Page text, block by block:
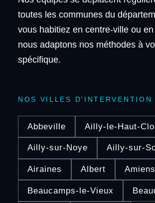
toutes les communes du
vous habitiez en centre-ville ou
nous adaptons nos méthodes à
spécifique.
NOS VILLES D'INTERVENTION
Abbeville Ailly-le-Haut-
Ailly-sur-Noye Ailly-sur-
Airaines Albert Amiens
Beaucamps-le-Vieux